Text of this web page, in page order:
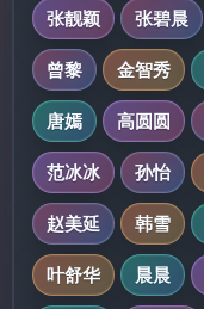
张靓颖
张碧晨
曾黎
金智秀
唐嫣
高圆圆
范冰冰
孙怡
赵美延
韩雪
叶舒华
晨晨